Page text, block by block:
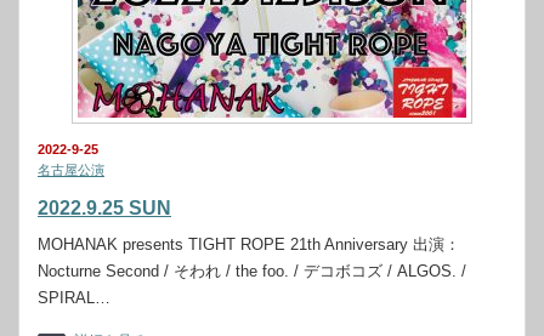
2022-9-25
名古屋公演
2022.9.25 SUN
MOHANAK presents TIGHT ROPE 21th Anniversary 出演：
Nocturne Second / そわれ / the foo. / デコボコズ / ALGOS. /
SPIRAL…